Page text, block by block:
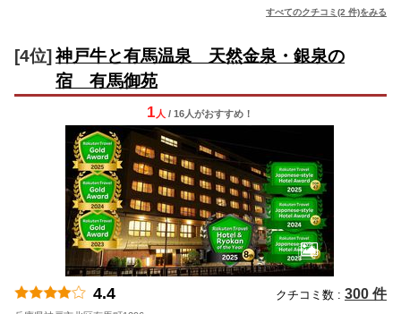
すべてのクチコミ(2 件)をみる
[4位] 神戸牛と有馬温泉 天然金泉・銀泉の
宿 有馬御苑
1 人 / 16人がおすすめ！
4.4 クチコミ数 : 300 件